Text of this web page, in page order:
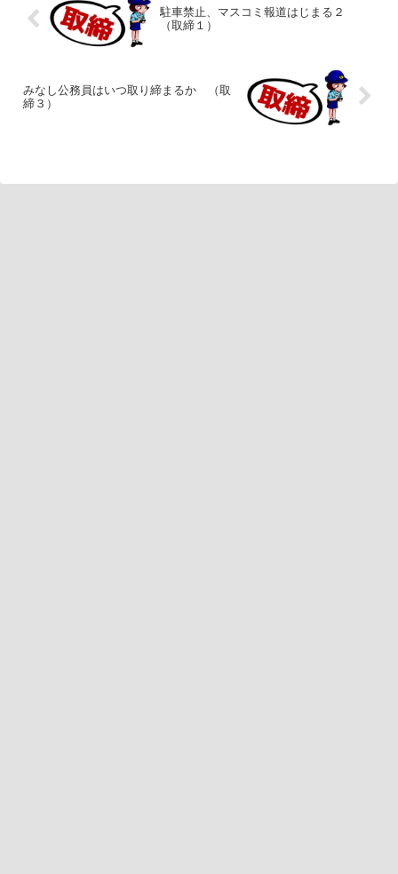
駐車禁止、マスコミ報道はじまる２
（取締１）
みなし公務員はいつ取り締まるか （取
締３）